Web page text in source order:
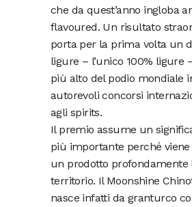
che da quest’anno ingloba
flavoured. Un risultato
porta per la prima volta un
ligure – l’unico 100% ligure
più alto del podio mondiale
autorevoli concorsi
agli spirits.
Il premio assume un
più importante perché viene
un prodotto profondamente
territorio. Il Moonshine
nasce infatti da granturco